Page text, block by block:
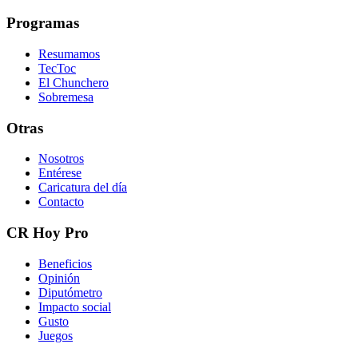
Programas
Resumamos
TecToc
El Chunchero
Sobremesa
Otras
Nosotros
Entérese
Caricatura del día
Contacto
CR Hoy Pro
Beneficios
Opinión
Diputómetro
Impacto social
Gusto
Juegos